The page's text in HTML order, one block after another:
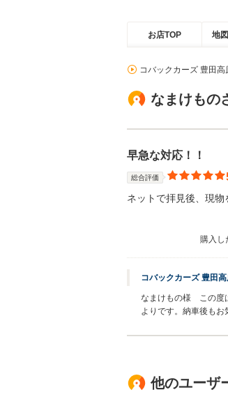
お店TOP 地
コバックカーズ 豊田
なまけもの
早急な対応！！
総合評価
ネットで拝見後、現物
購入し
コバックカーズ 豊田
なまけもの様 この度
よりです。納車後もお
他のユーザ